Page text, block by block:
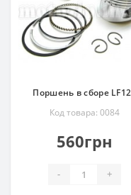
Поршень в сборе
Код товара: 0084
560грн
- +